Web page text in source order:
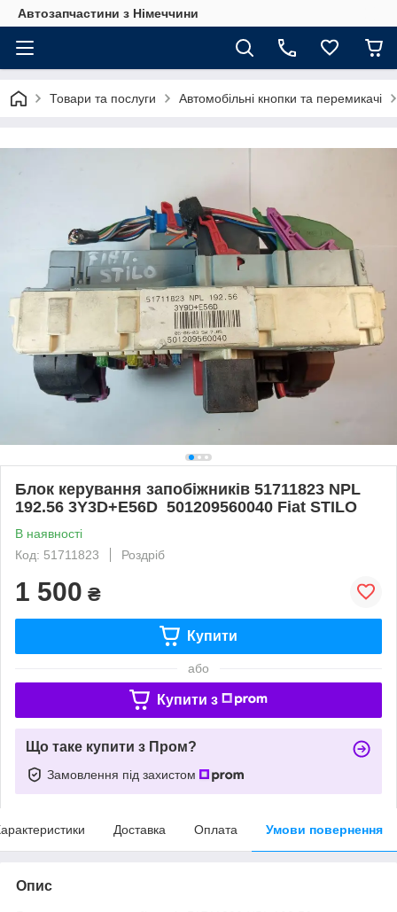
Автозапчастини з Німеччини
Товари та послуги Автомобільні кнопки та перемикачі
Блок керування запобіжників 51711823 NPL
192.56 3Y3D+E56D 501209560040 Fiat STILO
В наявності
Код: 51711823
Роздріб
1 500 ₴
Купити
або
Купити з
Що таке купити з Пром?
Замовлення під захистом
Доставка Оплата Умови повернення
Опис